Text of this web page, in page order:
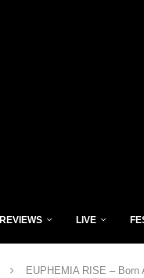
REVIEWS LIVE
EUPHEMIA RISE – Born